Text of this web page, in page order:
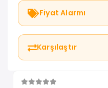
Fiyat Alarmı
Karşılaştır